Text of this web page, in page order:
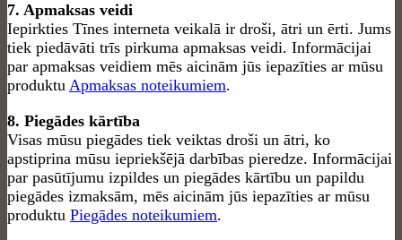
7. Apmaksas veidi
Iepirkties Tīnes interneta veikalā ir droši, ātri un ērti. Jums
tiek piedāvāti trīs pirkuma apmaksas veidi. Informācijai
par apmaksas veidiem mēs aicinām jūs iepazīties ar mūsu
produktu Apmaksas noteikumiem.
8. Piegādes kārtība
Visas mūsu piegādes tiek veiktas droši un ātri, ko
apstiprina mūsu iepriekšējā darbības pieredze. Informācijai
par pasūtījumu izpildes un piegādes kārtību un papildu
piegādes izmaksām, mēs aicinām jūs iepazīties ar mūsu
produktu Piegādes noteikumiem.